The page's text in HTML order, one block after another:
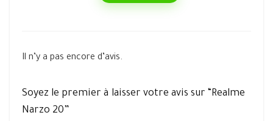
Il n’y a pas encore d’avis.
Soyez le premier à laisser votre avis sur “Realme
Narzo 20”